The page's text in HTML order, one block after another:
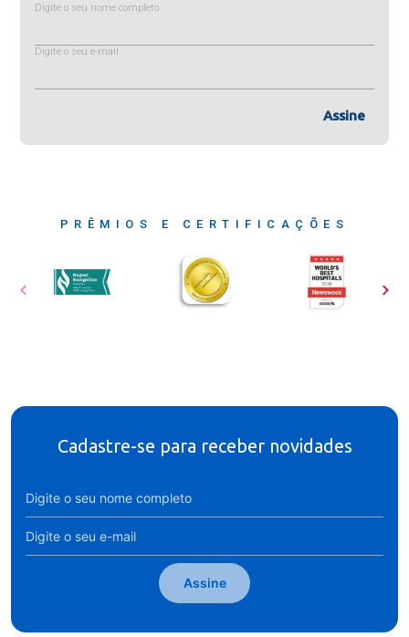
Digite o seu nome completo
Digite o seu e-mail
Assine
PRÊMIOS E CERTIFICAÇÕES
Cadastre-se para receber novidades
Assine